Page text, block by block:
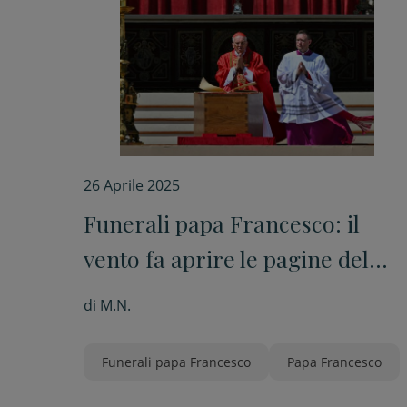
26 Aprile 2025
Funerali papa Francesco: il
vento fa aprire le pagine del
Vangelo sopra la bara
di M.N.
Funerali papa Francesco Papa Francesco